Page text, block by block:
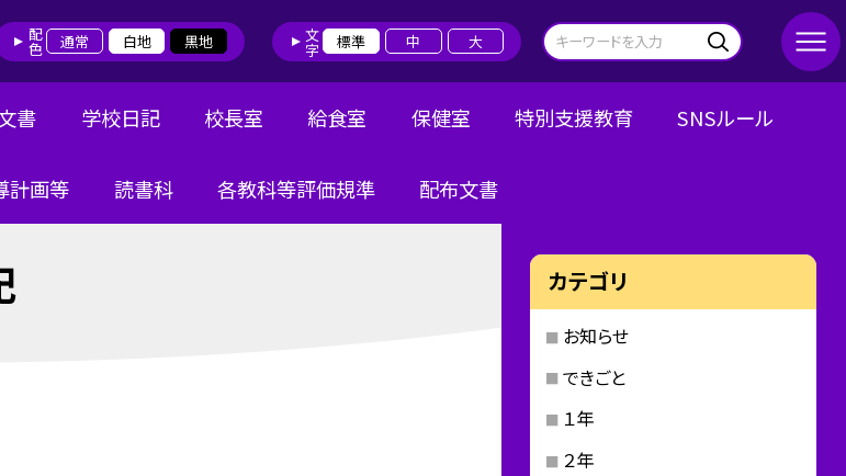
配色 通常 白地 黒地 文字 標準 中 大
書 学校日記 校長室 給食室 保健室 特別支援教育 SNSルール
計画等 読書科 各教科等評価規準 配布文書
カテゴリ
お知らせ
できごと
１年
２年